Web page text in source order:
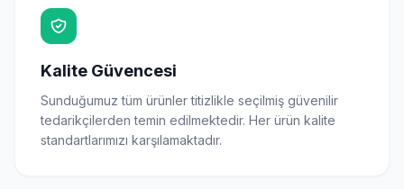
Kalite Güvencesi
Sunduğumuz tüm ürünler titizlikle seçilmiş güvenilir
tedarikçilerden temin edilmektedir. Her ürün kalite
standartlarımızı karşılamaktadır.